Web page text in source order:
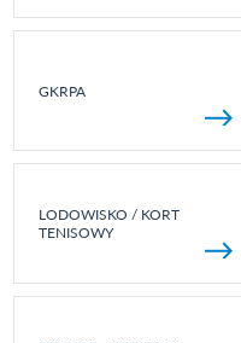
GKRPA
LODOWISKO / KORT
TENISOWY